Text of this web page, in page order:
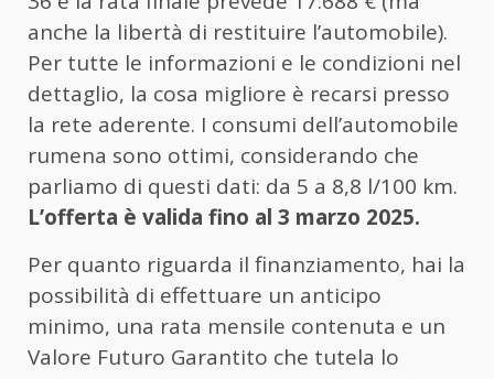
anche la libertà di restituire l’automobile).
Per tutte le informazioni e le condizioni nel
dettaglio, la cosa migliore è recarsi presso
la rete aderente. I consumi dell’automobile
rumena sono ottimi, considerando che
parliamo di questi dati: da 5 a 8,8 l/100 km.
L’offerta è valida fino al 3 marzo 2025.
Per quanto riguarda il finanziamento, hai la
possibilità di effettuare un anticipo
minimo, una rata mensile contenuta e un
Valore Futuro Garantito che tutela lo